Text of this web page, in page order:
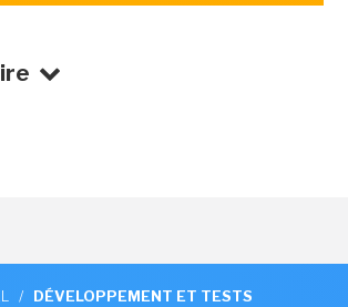
/ DÉVELOPPEMENT ET TESTS